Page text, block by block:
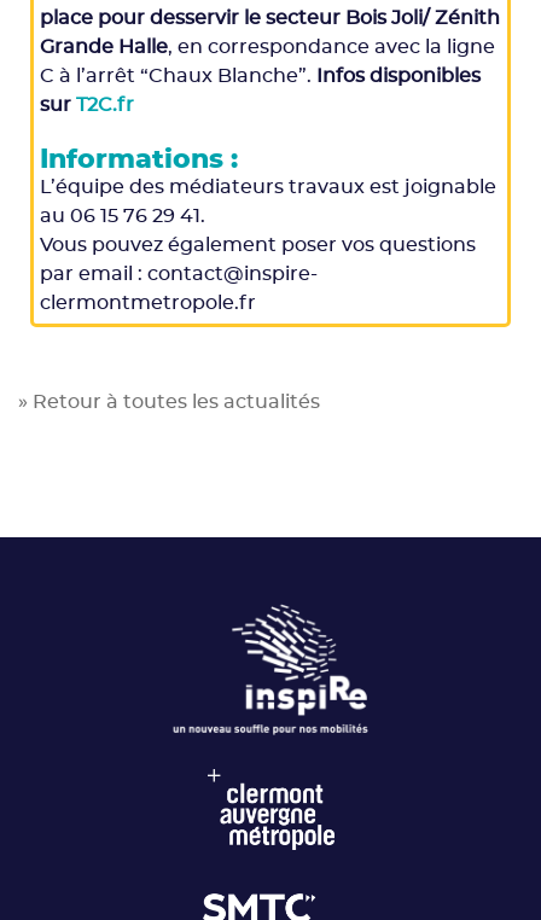
place pour desservir le secteur Bois Joli/ Zénith
Grande Halle, en correspondance avec la ligne
C à l’arrêt “Chaux Blanche”.
Infos disponibles
sur T2C.fr
Informations :
L’équipe des médiateurs travaux est joignable
au 06 15 76 29 41.
Vous pouvez également poser vos questions
par email : contact@inspire-
clermontmetropole.fr
» Retour à toutes les actualités